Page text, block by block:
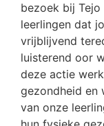
bezoek bij
leerlingen dat
vrijblijvend
luisterend oor
deze actie
gezondheid en
van onze